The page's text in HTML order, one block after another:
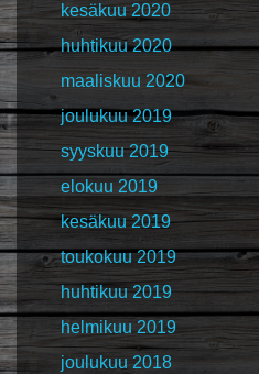
kesäkuu 2020
huhtikuu 2020
maaliskuu 2020
joulukuu 2019
syyskuu 2019
elokuu 2019
kesäkuu 2019
toukokuu 2019
huhtikuu 2019
helmikuu 2019
joulukuu 2018